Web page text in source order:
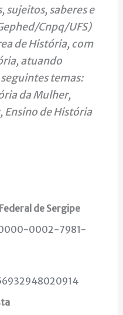
sujeitos, saberes e
Cnpq/UFS)
de História, com
atuando
temas:
da Mulher,
Ensino de História
de Sergipe
0002-7981-